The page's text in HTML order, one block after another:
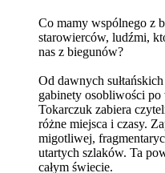
Co mamy wspólnego z
starowierców, ludźmi,
nas z biegunów?
Od dawnych
gabinety osobliwości po
Tokarczuk zabiera
różne miejsca i czasy.
migotliwej,
utartych szlaków. Ta
całym świecie.